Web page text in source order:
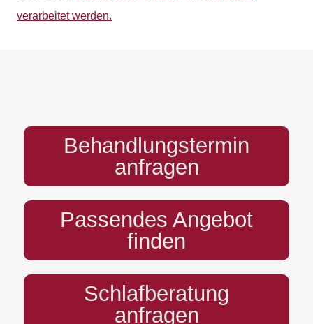
verarbeitet werden.
Behandlungstermin
anfragen
Passendes Angebot
finden
Schlafberatung
anfragen